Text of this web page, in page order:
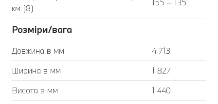
км (8)
155 – 135
Розміри/вага
Довжина в мм
4 713
Ширина в мм
1 827
Висота в мм
1 440